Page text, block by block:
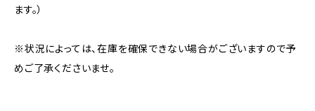
ます。）
※状況によっては、在庫を確保できない場合がございますので予
めご了承くださいませ。